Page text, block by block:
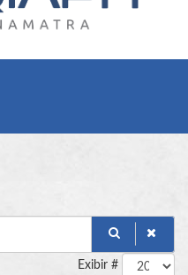
Exibir #